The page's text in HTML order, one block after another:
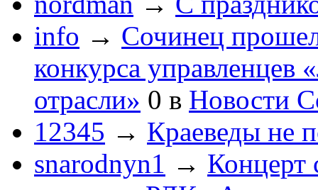
info → Сочинец
конкурса управленцев
отрасли» 0 в Новости
12345 → Краеведы не
snarodnyn1 → Концерт